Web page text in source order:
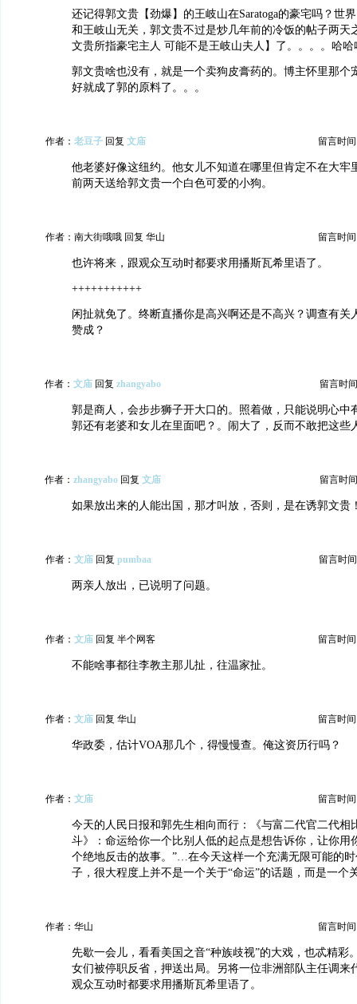
还记得郭文贵【劲爆】的王岐山在Saratoga的豪宅吗？世
和王岐山无关，郭文贵不过是炒几年前的冷饭的帖子两天
文贵所指豪宅主人 可能不是王岐山夫人】了。。。。哈哈
郭文贵啥也没有，就是一个卖狗皮膏药的。博主怀里那个
好就成了郭的原料了。。。
作者： 老豆子 回复 文庙 留言时间
他老婆好像这纽约。他女儿不知道在哪里但肯定不在大牢
前两天送给郭文贵一个白色可爱的小狗。
作者：南大街哦哦 回复 华山 留言时间
也许将来，跟观众互动时都要求用播斯瓦希里语了。
+++++++++++
闲扯就免了。终断直播你是高兴啊还是不高兴？调查有关
赞成？
作者： 文庙 回复 zhangyabo 留言时
郭是商人，会步步狮子开大口的。照着做，只能说明心中
郭还有老婆和女儿在里面吧？。闹大了，反而不敢把这些
作者： zhangyabo 回复 文庙 留言时
如果放出来的人能出国，那才叫放，否则，是在诱郭文贵
作者： 文庙 回复 pumbaa 留言时
两亲人放出，已说明了问题。
作者： 文庙 回复 半个网客 留言时间
不能啥事都往李教主那儿扯，往温家扯。
作者： 文庙 回复 华山 留言时间
华政委，估计VOA那几个，得慢慢查。俺这资历行吗？
作者： 文庙 留言时间
今天的人民日报和郭先生相向而行：《与富二代官二代相
斗》：命运给你一个比别人低的起点是想告诉你，让你用
个绝地反击的故事。”…在今天这样一个充满无限可能的
子，很大程度上并不是一个关于“命运”的话题，而是一个
作者：华山 留言时间
先歇一会儿，看看美国之音“种族歧视”的大戏，也忒精彩
女们被停职反省，押送出局。另将一位非洲部队主任调来
观众互动时都要求用播斯瓦希里语了。